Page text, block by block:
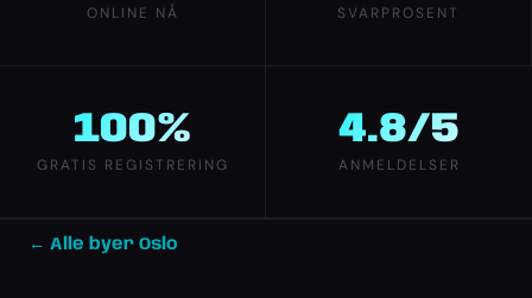
ONLINE NÅ SVARPROSENT
100%
GRATIS REGISTRERING
4.8/5
ANMELDELSER
← Alle byer Oslo